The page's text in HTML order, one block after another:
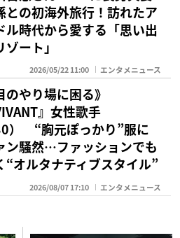
との初海外旅行！訪れたア
ル時代から愛する「思い出
ゾート」
2026/05/22 11:00 エンタメニュース
のやり場に困る》
』女性歌手
） “胸元ぽっかり”服に
ン騒然…ファッションでも
“オルタナティブスタイル”
2026/08/07 17:10 エンタメニュース